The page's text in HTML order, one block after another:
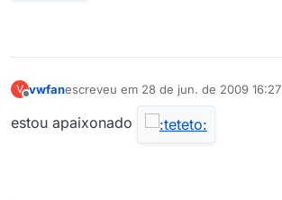
V vwfanescreveu em 28 de jun. de 2009 16:27
última edição por
estou apaixonado